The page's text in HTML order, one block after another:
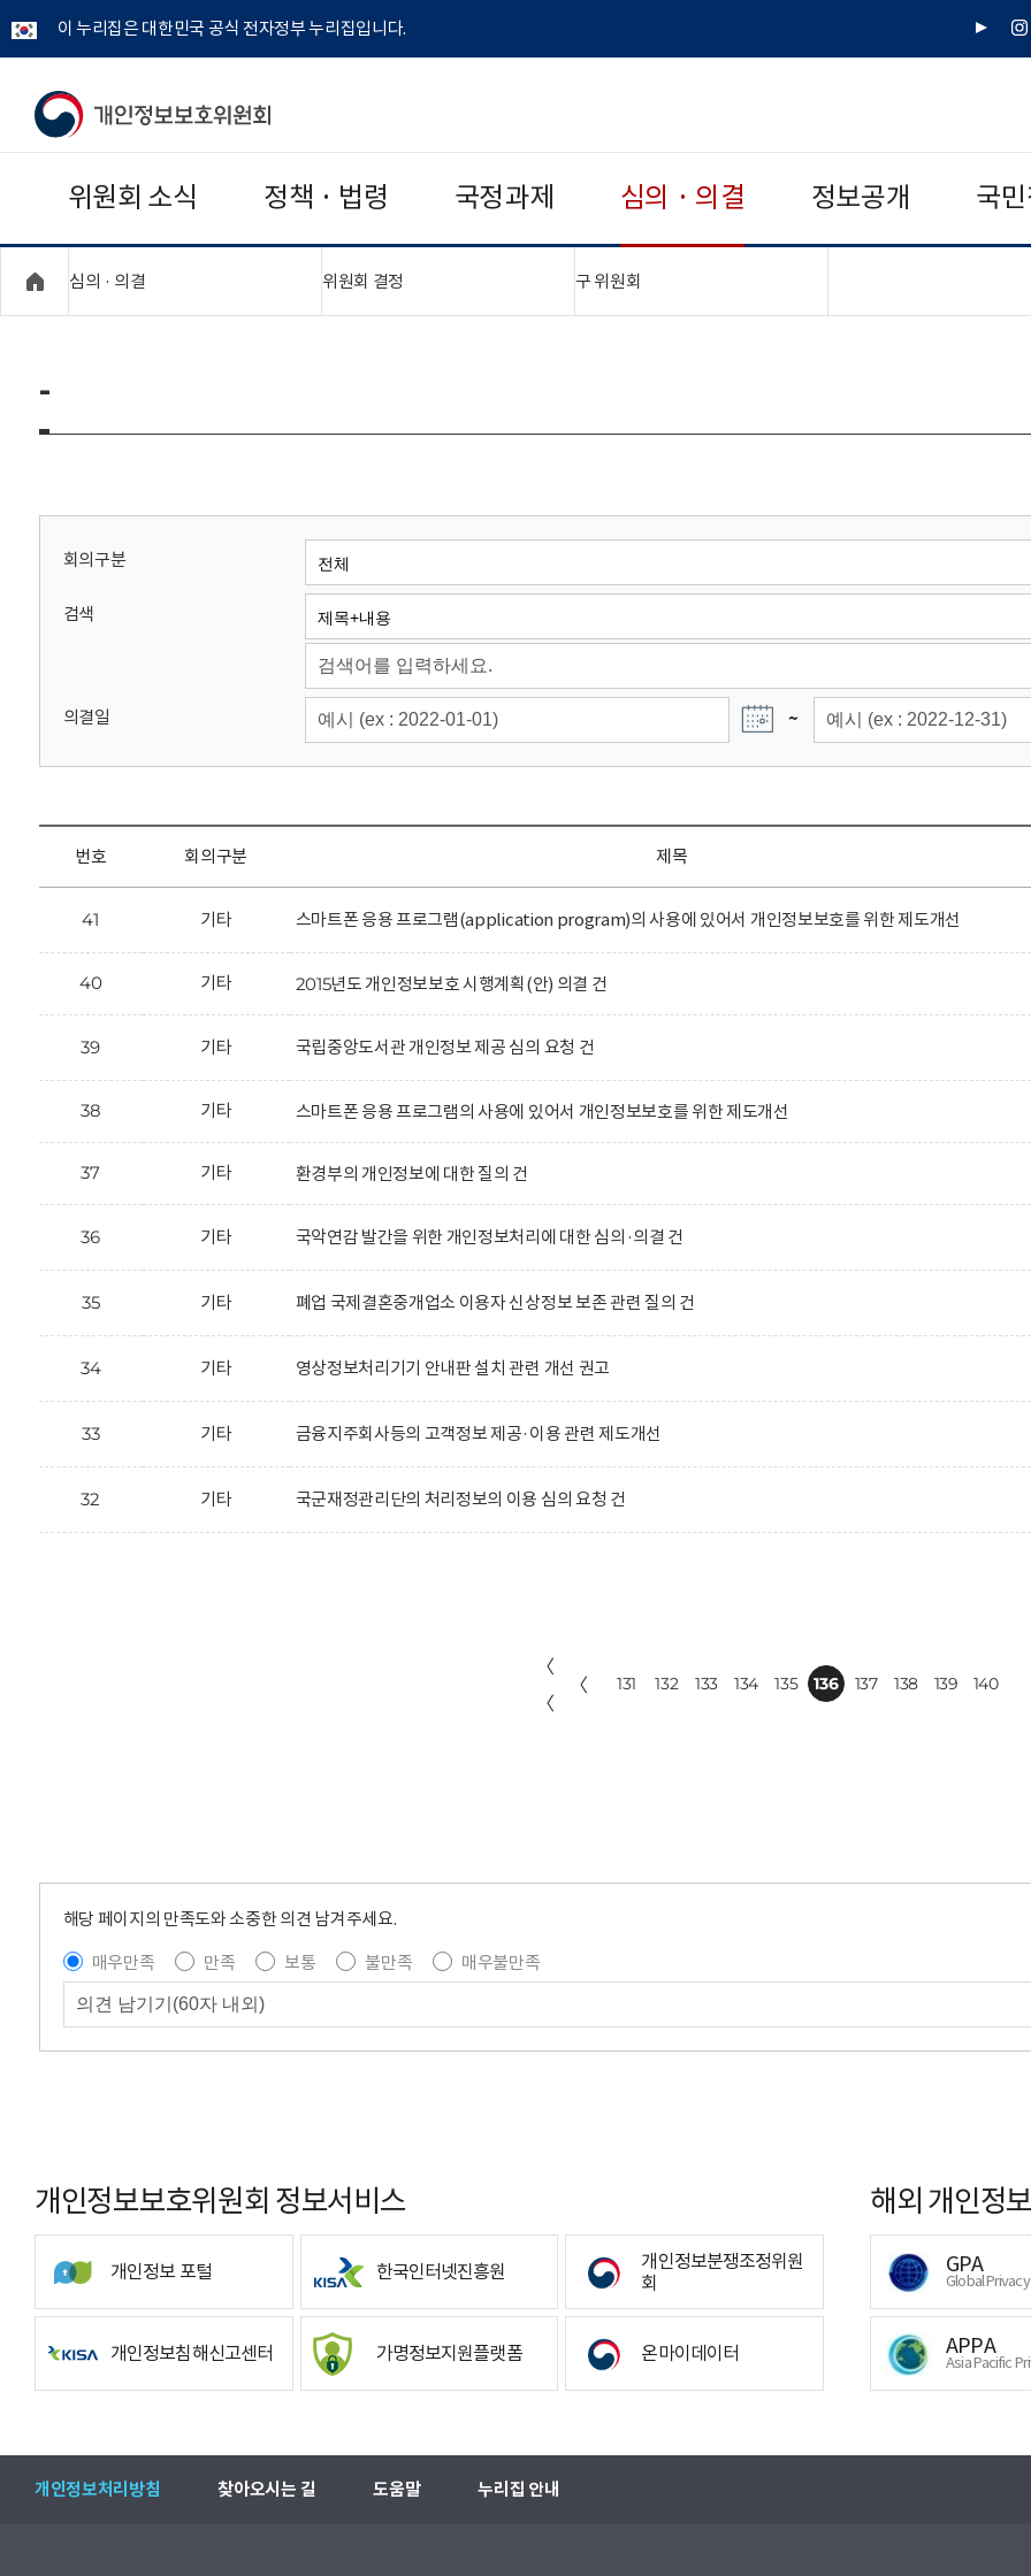
이 누리집은 대한민국 공식 전자정부 누리집입니다.
유
인
개
보
보
위
회
위원회 소식 정책 · 법령 국정과제 심의 · 의결 정보공개 국
심의 · 의결 위원회 결정 구 위원회
-
회의구분
검색
의결일 ~
번호 회의구분 제목
41 기타 스마트폰 응용 프로그램(application program)의 사용에 있어서 개인정보보호를 위한 제도개선
40 기타 2015년도 개인정보보호 시행계획(안) 의결 건
39 기타 국립중앙도서관 개인정보 제공 심의 요청 건
38 기타 스마트폰 응용 프로그램의 사용에 있어서 개인정보보호를 위한 제도개선
37 기타 환경부의 개인정보에 대한 질의 건
36 기타 국악연감 발간을 위한 개인정보처리에 대한 심의·의결 건
35 기타 폐업 국제결혼중개업소 이용자 신상정보 보존 관련 질의 건
34 기타 영상정보처리기기 안내판 설치 관련 개선 권고
33 기타 금융지주회사등의 고객정보 제공·이용 관련 제도개선
32 기타 국군재정관리단의 처리정보의 이용 심의 요청 건
〈
〈
〈 131 132 133 134 135 136 137 138 139 140
해당 페이지의 만족도와 소중한 의견 남겨주세요.
매우만족
만족 보통 불만족 매우불만족
개인정보보호위원회 정보서비스
개인정보 포털 한국인터넷진흥원
개인정보분쟁조정위원
회
개인정보침해신고센터 가명정보지원플랫폼 온마이데이터
해외 개인정
GPA
Global
APPA
Asia Pacific
개인정보처리방침 찾아오시는 길 도움말 누리집 안내